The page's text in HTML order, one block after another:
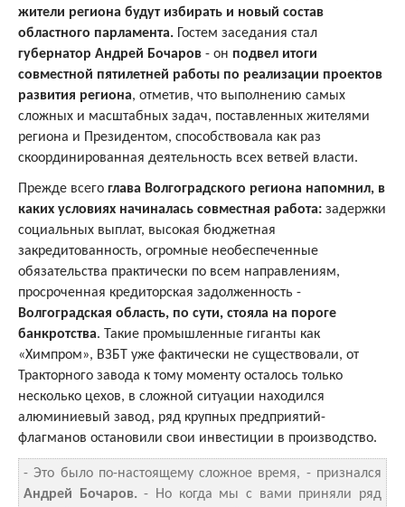
жители региона будут избирать и новый состав
областного парламента. Гостем заседания стал
губернатор Андрей Бочаров - он подвел итоги
совместной пятилетней работы по реализации проектов
развития региона, отметив, что выполнению самых
сложных и масштабных задач, поставленных жителями
региона и Президентом, способствовала как раз
скоординированная деятельность всех ветвей власти.
Прежде всего глава Волгоградского региона напомнил, в
каких условиях начиналась совместная работа: задержки
социальных выплат, высокая бюджетная
закредитованность, огромные необеспеченные
обязательства практически по всем направлениям,
просроченная кредиторская задолженность -
Волгоградская область, по сути, стояла на пороге
банкротства. Такие промышленные гиганты как
«Химпром», ВЗБТ уже фактически не существовали, от
Тракторного завода к тому моменту осталось только
несколько цехов, в сложной ситуации находился
алюминиевый завод, ряд крупных предприятий-
флагманов остановили свои инвестиции в производство.
- Это было по-настоящему сложное время, - признался
Андрей Бочаров. - Но когда мы с вами приняли ряд